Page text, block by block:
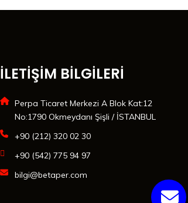
İLETİŞİM BİLGİLERİ
Perpa Ticaret Merkezi A Blok Kat:12
No:1790 Okmeydanı Şişli / İSTANBUL
+90 (212) 320 02 30
+90 (542) 775 94 97
bilgi@betaper.com